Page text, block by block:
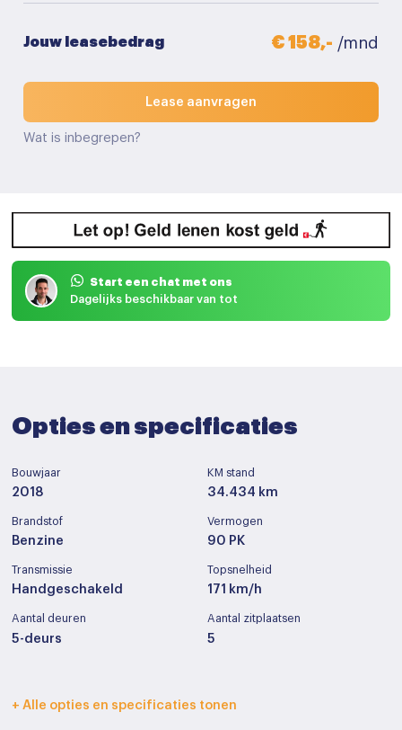
Jouw leasebedrag € 158,- /mnd
Lease aanvragen
Wat is inbegrepen?
Start een chat met ons
Dagelijks beschikbaar van tot
Opties en specificaties
Bouwjaar
2018
KM stand
34.434 km
Brandstof
Benzine
Vermogen
90 PK
Transmissie
Handgeschakeld
Topsnelheid
171 km/h
Aantal deuren
5-deurs
Aantal zitplaatsen
5
Interieurkleur
+ Alle opties en specificaties tonen